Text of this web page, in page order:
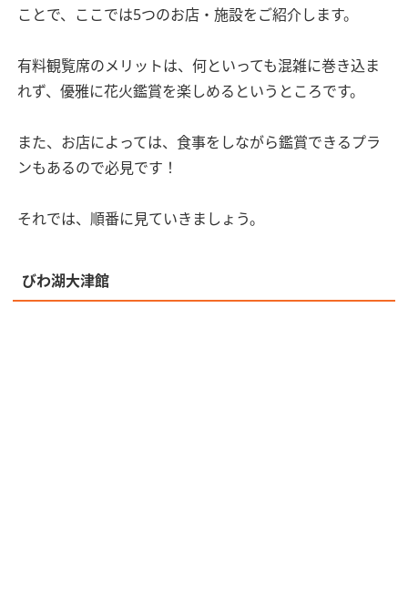
ことで、ここでは5つのお店・施設をご紹介します。
有料観覧席のメリットは、何といっても混雑に巻き込ま
れず、優雅に花火鑑賞を楽しめるというところです。
また、お店によっては、食事をしながら鑑賞できるプラ
ンもあるので必見です！
それでは、順番に見ていきましょう。
びわ湖大津館